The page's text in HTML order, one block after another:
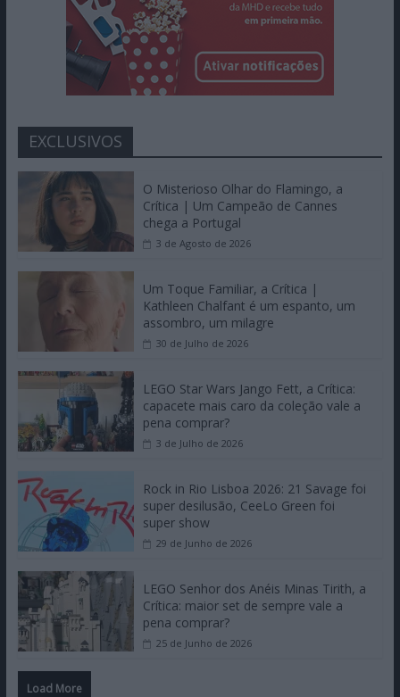
EXCLUSIVOS
O Misterioso Olhar do Flamingo, a
Crítica | Um Campeão de Cannes
chega a Portugal
3 de Agosto de 2026
Um Toque Familiar, a Crítica |
Kathleen Chalfant é um espanto, um
assombro, um milagre
30 de Julho de 2026
LEGO Star Wars Jango Fett, a Crítica:
capacete mais caro da coleção vale a
pena comprar?
3 de Julho de 2026
Rock in Rio Lisboa 2026: 21 Savage foi
super desilusão, CeeLo Green foi
super show
29 de Junho de 2026
LEGO Senhor dos Anéis Minas Tirith, a
Crítica: maior set de sempre vale a
pena comprar?
25 de Junho de 2026
Load More